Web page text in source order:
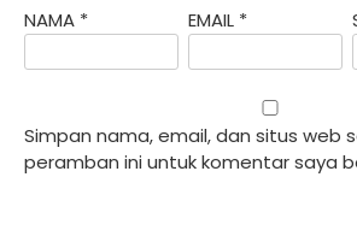
NAMA * EMAIL *
Simpan nama, email, dan situs web
peramban ini untuk komentar saya